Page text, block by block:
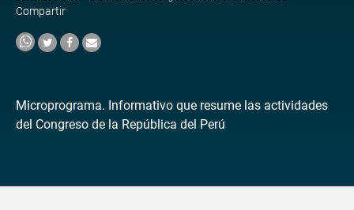
Compartir
Microprograma. Informativo que resume las actividades
del Congreso de la República del Perú